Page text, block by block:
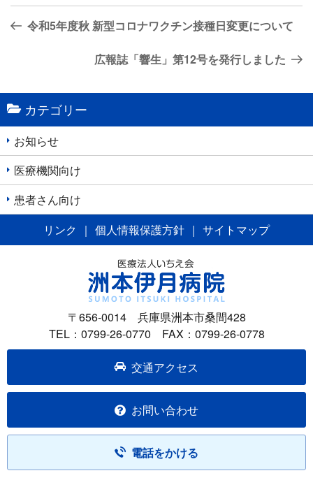
投
稿
ゲ
ー
シ
ョ
ン
前 令和5年度秋 新型コロナワクチン接種日変更について
次
投
広報誌「響生」第12号を発行しました
カテゴリー
お知らせ
医療機関向け
患者さん向け
リンク
｜ 個人情報保護方針 ｜ サイトマップ
〒656-0014 兵庫県洲本市桑間428
TEL：0799-26-0770 FAX：0799-26-0778
交通アクセス
お問い合わせ
電話をかける